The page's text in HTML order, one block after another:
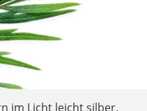
im Licht leicht silber.